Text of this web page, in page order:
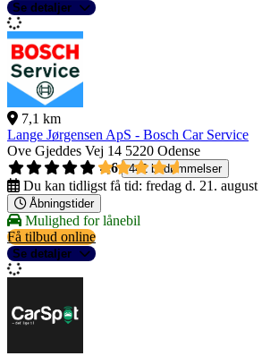
Se detaljer
7,1 km
Lange Jørgensen ApS - Bosch Car Service
Ove Gjeddes Vej 14 5220 Odense
4,6
442 bedømmelser
Du kan tidligst få tid: fredag d. 21. august
Åbningstider
Mulighed for lånebil
Få tilbud online
Se detaljer